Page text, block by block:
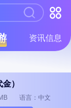
资讯信息
）
语言：中文